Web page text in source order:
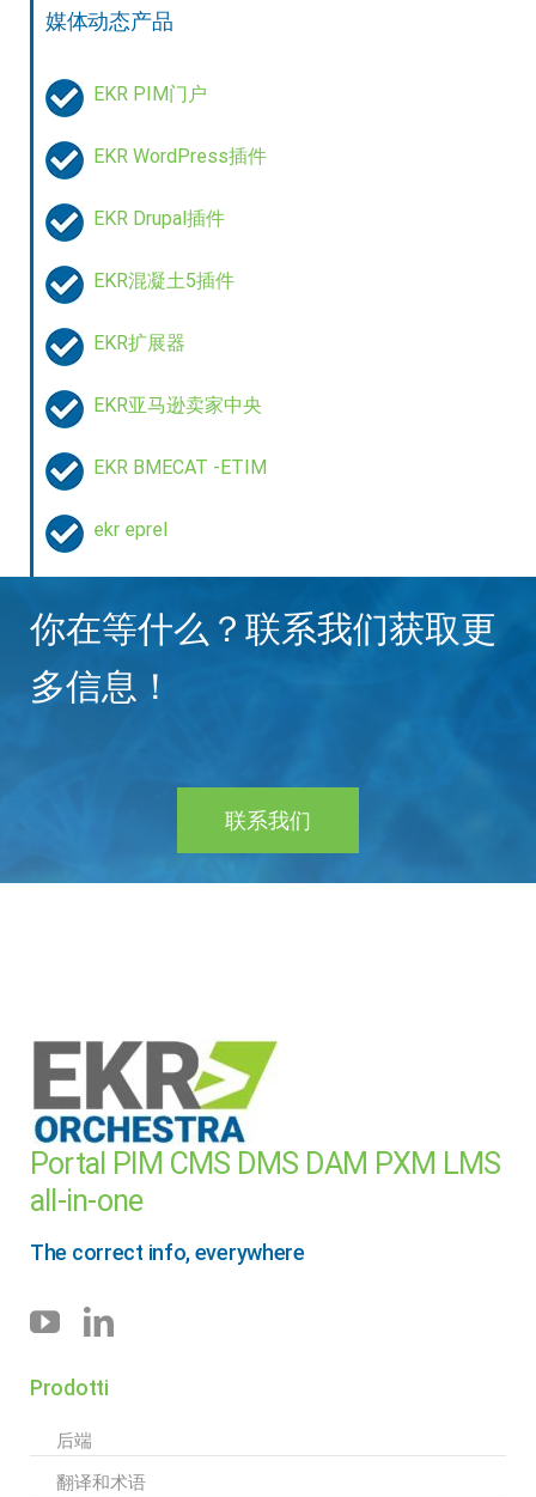
媒体动态产品
EKR PIM门户
EKR WordPress插件
EKR Drupal插件
EKR混凝土5插件
EKR扩展器
EKR亚马逊卖家中央
EKR BMECAT -ETIM
ekr eprel
你在等什么？联系我们获取更
多信息！
联系我们
Portal PIM CMS DMS DAM PXM LMS
all-in-one
The correct info, everywhere
Prodotti
后端
翻译和术语